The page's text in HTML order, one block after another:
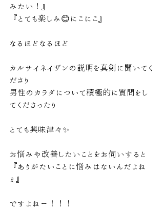
みたい！』
『とても楽しみ😊にこにこ』
なるほどなるほど
カルサイネイザンの説明を真剣に聞いてく
ださり
男性のカラダについて積極的に質問をし
てくださったり
とても興味津々✨
お悩みや改善したいことをお伺いすると
『ありがたいことに悩みはないんだよね
ぇ』
ですよねー！！！